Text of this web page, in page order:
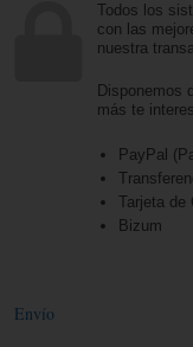
Todos los
con las
nuestra
Disponemos
más te
PayPal
Tarjeta de
Bizum
Envío